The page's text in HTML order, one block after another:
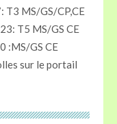
T3 MS/GS/CP,CE
T5 MS/GS CE
:MS/GS CE
sur le portail